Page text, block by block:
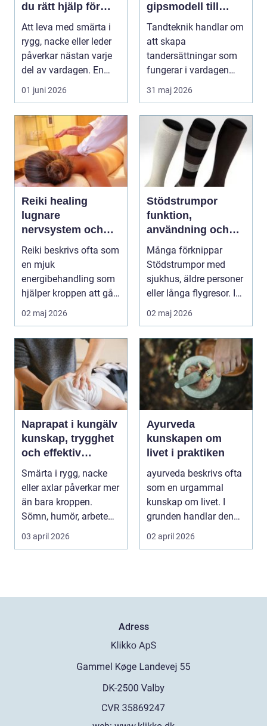
du rätt hjälp för
smärta och besvär
Att leva med smärta i
rygg, nacke eller leder
påverkar nästan varje
del av vardagen. En
person som s...
01 juni 2026
gipsmodell till
digitalt arbetsflöde
Tandteknik handlar om
att skapa
tandersättningar som
fungerar i vardagen
kronor, broar, implantat,
31 maj 2026
Reiki healing
lugnare
nervsystem och
djupare
återhämtning
Reiki beskrivs ofta som
en mjuk
energibehandling som
hjälper kroppen att gå
från stressläge till åte...
02 maj 2026
Stödstrumpor
funktion,
användning och
hur du väljer rätt
Många förknippar
Stödstrumpor med
sjukhus, äldre personer
eller långa flygresor. I
verkligheten är d...
02 maj 2026
Naprapat i kungälv
kunskap, trygghet
och effektiv
smärtlindring
Smärta i rygg, nacke
eller axlar påverkar mer
än bara kroppen.
Sömn, humör, arbete
och vardag blir l...
03 april 2026
Ayurveda
kunskapen om
livet i praktiken
ayurveda beskrivs ofta
som en urgammal
kunskap om livet. I
grunden handlar den
om att förstå varför ...
02 april 2026
Adress